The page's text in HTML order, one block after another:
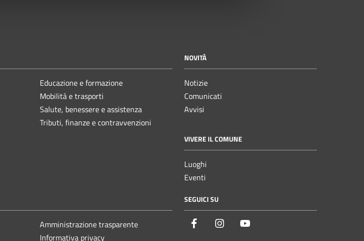
Educazione e formazione
Mobilità e trasporti
Salute, benessere e assistenza
Tributi, finanze e contravvenzioni
NOVITÀ
Notizie
Comunicati
Avvisi
VIVERE IL COMUNE
Luoghi
Eventi
Amministrazione trasparente
Informativa privacy
SEGUICI SU
Facebook Instagram